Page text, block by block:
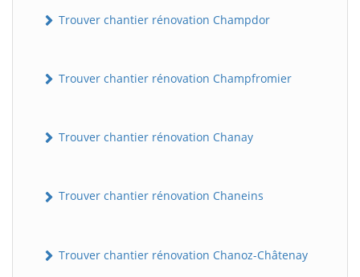
Trouver chantier rénovation Champdor
Trouver chantier rénovation Champfromier
Trouver chantier rénovation Chanay
Trouver chantier rénovation Chaneins
Trouver chantier rénovation Chanoz-Châtenay